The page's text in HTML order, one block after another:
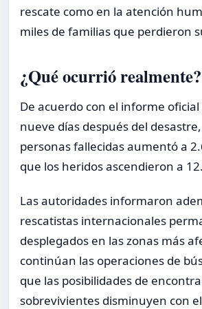
rescate como en la atención
miles de familias que perdieron
¿Qué ocurrió realmente?
De acuerdo con el informe
nueve días después del
personas fallecidas aumentó a
que los heridos ascendieron a
Las autoridades informaron
rescatistas internacionales
desplegados en las zonas más
continúan las operaciones de
que las posibilidades de
sobrevivientes disminuyen con